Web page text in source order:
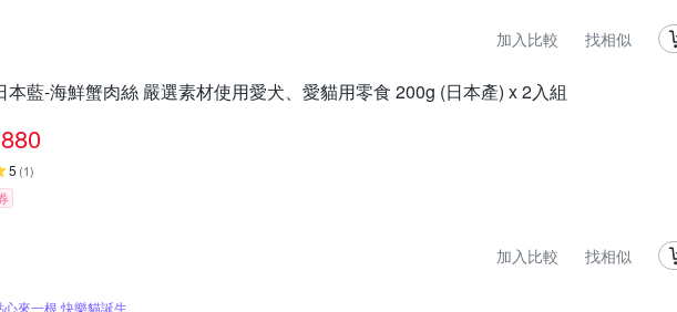
加入比較 找相似
本藍-海鮮蟹肉絲 嚴選素材使用愛犬、愛貓用零食 200g (日本產) x 2入組
880
5 (1)
加入比較 找相似
心來一根 快樂貓誕生